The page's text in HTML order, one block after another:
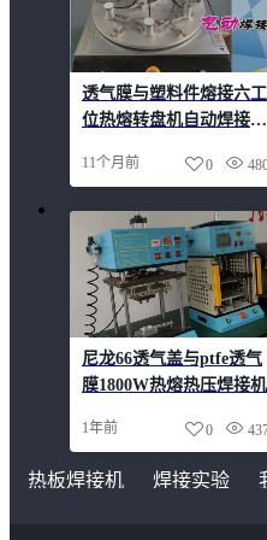
透气膜与塑料件熔接六工
位热熔转盘机自动焊接设
11个月前 0
尼龙66透气盖与ptfe透气
膜1800W热熔热压焊接机
1年前 0
热板焊接机 焊接实验